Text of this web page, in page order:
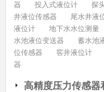
器
投入式液位计 探
井液位传感器
尾水井液
液位计
地下水水位测量
水池液位变送器
蓄水池
位传感器
窖井液位计
器
高精度压力传感器